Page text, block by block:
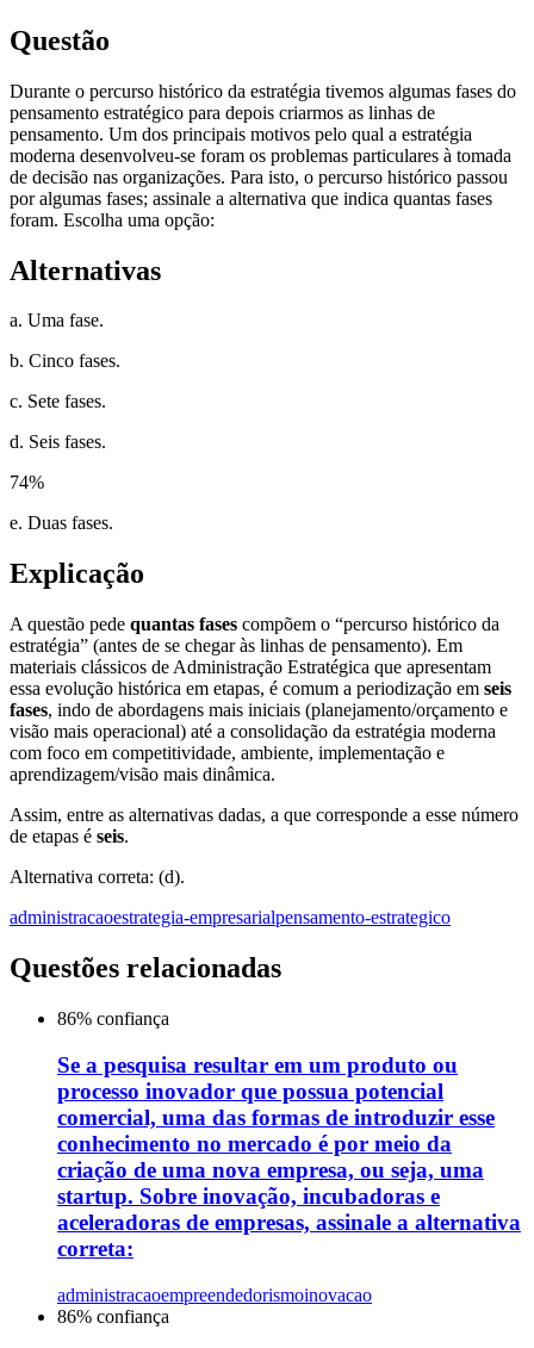
Questão
Durante o percurso histórico da estratégia tivemos algumas fases do
pensamento estratégico para depois criarmos as linhas de
pensamento. Um dos principais motivos pelo qual a estratégia
moderna desenvolveu-se foram os problemas particulares à tomada
de decisão nas organizações. Para isto, o percurso histórico passou
por algumas fases; assinale a alternativa que indica quantas fases
foram. Escolha uma opção:
Alternativas
a. Uma fase.
b. Cinco fases.
c. Sete fases.
d. Seis fases.
74%
e. Duas fases.
Explicação
A questão pede quantas fases compõem o “percurso histórico da
estratégia” (antes de se chegar às linhas de pensamento). Em
materiais clássicos de Administração Estratégica que apresentam
essa evolução histórica em etapas, é comum a periodização em seis
fases, indo de abordagens mais iniciais (planejamento/orçamento e
visão mais operacional) até a consolidação da estratégia moderna
com foco em competitividade, ambiente, implementação e
aprendizagem/visão mais dinâmica.
Assim, entre as alternativas dadas, a que corresponde a esse número
de etapas é seis.
Alternativa correta: (d).
administracaoestrategia-empresarialpensamento-estrategico
Questões relacionadas
86% confiança
Se a pesquisa resultar em um produto ou
processo inovador que possua potencial
comercial, uma das formas de introduzir esse
conhecimento no mercado é por meio da
criação de uma nova empresa, ou seja, uma
startup. Sobre inovação, incubadoras e
aceleradoras de empresas, assinale a alternativa
correta:
administracaoempreendedorismoinovacao
86% confiança